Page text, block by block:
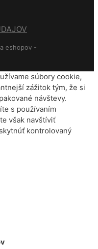
eshopov -
súbory cookie,
zážitok tým, že si
návštevy.
s používaním
však navštíviť
kontrolovaný